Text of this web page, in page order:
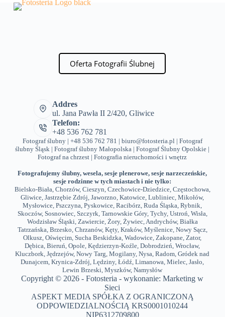
Oferta Fotografii Ślubnej
Addres
ul. Jana Pawła II 2/420, Gliwice
Telefon:
+48 536 762 781
Fotograf ślubny | +48 536 762 781 | biuro@fotosteria.pl | Fotograf
ślubny Śląsk |Fotograf ślubny Małopolska |Fotograf Ślubny Opolskie |
Fotograf na chrzest |Fotografia nieruchomości i wnętrz
Fotografujemy ślubny, wesela, sesje plenerowe, sesje narzeczeńskie,
sesje rodzinne w tych miastach i nie tylko:
Bielsko-Biała, Chorzów, Cieszyn, Czechowice-Dziedzice, Częstochowa,
Gliwice,Jastrzębie Zdrój,Jaworzno,Katowice,Lubliniec,Mikołów,
Mysłowice,Pszczyna,Pyskowice,Racibórz,Ruda Śląska,Rybnik,
Skoczów, Sosnowiec, Szczyrk, Tarnowskie Góry, Tychy, Ustroń, Wisła,
Wodzisław Śląski, Zawiercie, Żory, Żywiec,Andrychów, Białka
Tatrzańska, Brzesko, Chrzanów, Kęty, Kraków, Myślenice, Nowy Sącz,
Olkusz,Oświęcim,Sucha Beskidzka,Wadowice,Zakopane,Zator,
Dębica,Bieruń,Opole,Kędzierzyn-Koźle,Dobrodzień,Wrocław,
Kluczbork,Jędrzejów,Nowy Targ,Mogilany,Nysa,Radom,Gródek nad
Dunajcem,Krynica-Zdrój,Lędziny,Łódź,Limanowa,Mielec,Jasło,
Lewin Brzeski,Myszków,Namysłów
Copyright © 2026 - Fotosteria - wykonanie:Marketing w
Sieci
ASPEKT MEDIA SPÓŁKA Z OGRANICZONĄ
ODPOWIEDZIALNOŚCIĄ KRS0001010244
NIP6312709800